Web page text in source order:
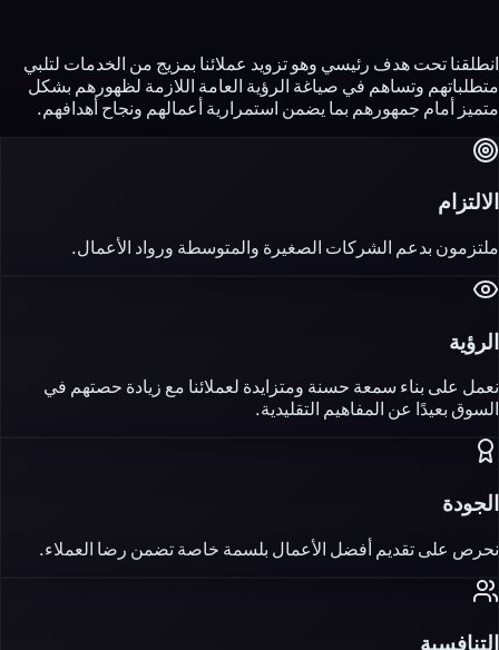
انطلقنا تحت هدف رئيسي وهو تزويد عملائنا بمزيج من الخدمات لتلبي
متطلباتهم وتساهم في صياغة الرؤية العامة اللازمة لظهورهم بشكل
متميز أمام جمهورهم بما يضمن استمرارية أعمالهم ونجاح أهدافهم.
الالتزام
ملتزمون بدعم الشركات الصغيرة والمتوسطة ورواد الأعمال.
الرؤية
نعمل على بناء سمعة حسنة ومتزايدة لعملائنا مع زيادة حصتهم في
السوق بعيدًا عن المفاهيم التقليدية.
الجودة
نحرص على تقديم أفضل الأعمال بلسمة خاصة تضمن رضا العملاء.
التنافسية